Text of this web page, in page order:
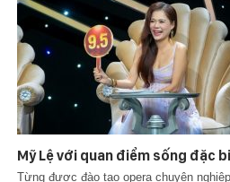
Mỹ Lệ với quan điểm sống đặc
Từng được đào tạo opera chuyên